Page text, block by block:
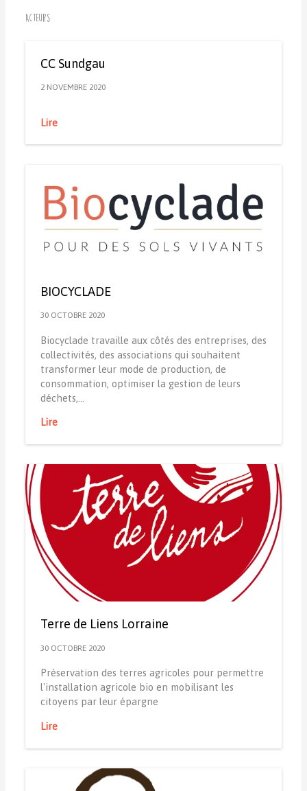
Acteurs
CC Sundgau
2 NOVEMBRE 2020
Lire
BIOCYCLADE
30 OCTOBRE 2020
Biocyclade travaille aux côtés des entreprises, des
collectivités, des associations qui souhaitent
transformer leur mode de production, de
consommation, optimiser la gestion de leurs
déchets,…
Lire
Terre de Liens Lorraine
30 OCTOBRE 2020
Préservation des terres agricoles pour permettre
l'installation agricole bio en mobilisant les
citoyens par leur épargne
Lire